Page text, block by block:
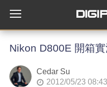
Nikon D800E 開箱
Cedar Su
2012/05/23 08:43